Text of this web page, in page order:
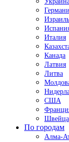
Израиль
Италия
Канада
Латвия
Литва
США
По городам
Алма-